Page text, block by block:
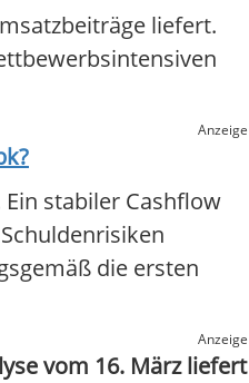
liefert.
Anzeige
?
stabiler Cashflow
die ersten
Anzeige
vom 16. März liefert